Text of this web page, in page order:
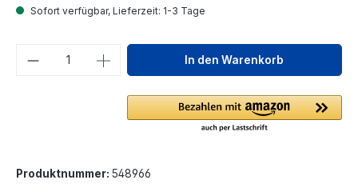
Sofort verfügbar, Lieferzeit: 1-3 Tage
Produkt Anzahl: Gib denIn den Warenkorb
Produktnummer: 548966